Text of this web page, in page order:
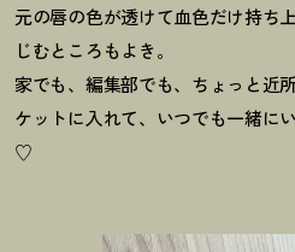
元の唇の色が透けて血色だけ持ち
じむところもよき。
家でも、編集部でも、ちょっと近
ケットに入れて、いつでも一緒に
♡